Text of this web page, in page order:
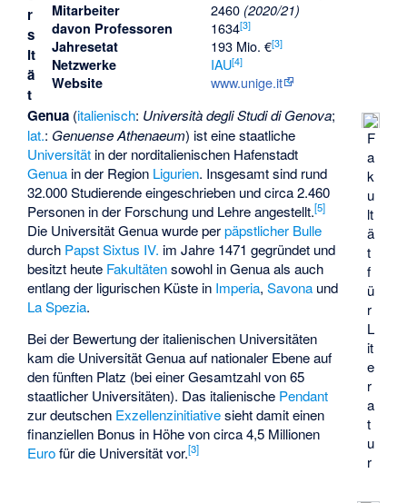
Mitarbeiter 2460 (2020/21)
davon Professoren
1634[3]
Jahresetat 193 Mio. €[3]
Netzwerke IAU[4]
Website www.unige.it
F
a
k
u
lt
ä
t
f
ü
r
L
it
e
r
a
t
u
r
r
s
it
ä
t
Genua (italienisch: Università degli Studi di Genova;
lat.: Genuense Athenaeum) ist eine staatliche
Universität in der norditalienischen Hafenstadt
Genua in der Region Ligurien. Insgesamt sind rund
32.000 Studierende eingeschrieben und circa 2.460
Personen in der Forschung und Lehre angestellt.[5]
Die Universität Genua wurde perpäpstlicher Bulle
durch Papst Sixtus IV. im Jahre 1471 gegründet und
besitzt heute Fakultätensowohl in Genua als auch
entlang der ligurischen Küste in Imperia,Savona und
La Spezia.
Bei der Bewertung der italienischen Universitäten
kam die Universität Genua auf nationaler Ebene auf
den fünften Platz (bei einer Gesamtzahl von 65
staatlicher Universitäten). Das italienische Pendant
zur deutschen Exzellenzinitiativesieht damit einen
finanziellen Bonus in Höhe von circa 4,5 Millionen
Eurofür die Universität vor.[3]